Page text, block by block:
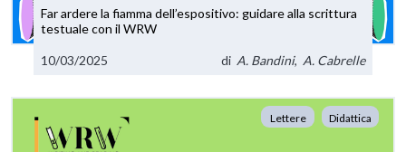
Far ardere la fiamma dell’espositivo: guidare alla scrittura
testuale con il WRW
10/03/2025 di A. Bandini, A. Cabrelle
Lettere Didattica